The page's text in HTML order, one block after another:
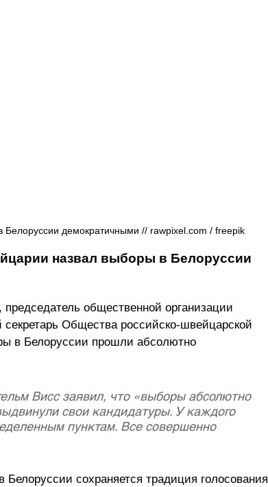
демократичными // rawpixel.com / freepik
назвал выборы в Белоруссии
общественной организации
Общества российско-швейцарской
в Белоруссии прошли абсолютно
Висс заявил, что «выборы абсолютно
свои кандидатуры. У каждого
пунктам. Все совершенно
сохраняется традиция голосования